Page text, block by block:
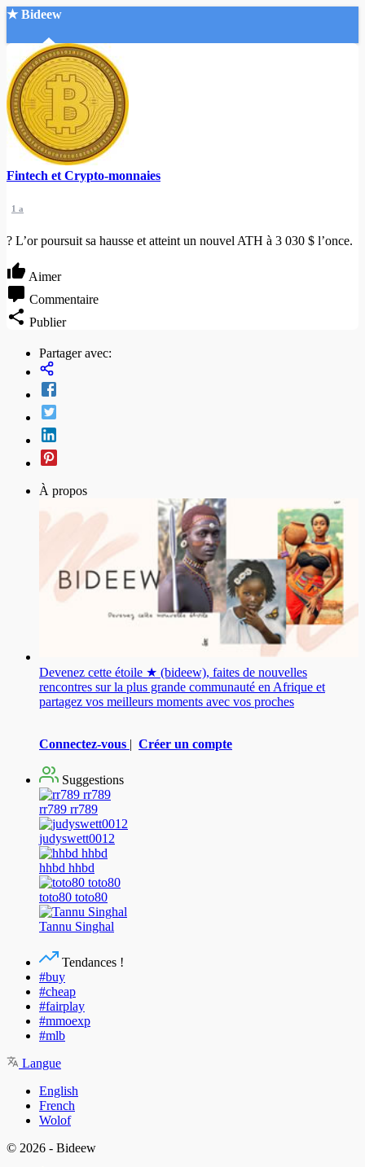
★ Bideew
Accueil
Recherche Avancée
Créer un compte
Fintech et Crypto-monnaies
1 a
? L’or poursuit sa hausse et atteint un nouvel ATH à 3 030 $ l’once.
Aimer
Commentaire
Publier
Partager avec:
À propos
Devenez cette étoile ★ (bideew), faites de nouvelles
rencontres sur la plus grande communauté en Afrique et
partagez vos meilleurs moments avec vos proches
Connectez-vous | Créer un compte
Suggestions
rr789 rr789
judyswett0012
hhbd hhbd
toto80 toto80
Tannu Singhal
Tendances !
#buy
#cheap
#fairplay
#mmoexp
#mlb
Langue
English
French
Wolof
© 2026 - Bideew